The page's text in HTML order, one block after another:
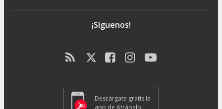
¡Síguenos!
Descárgate gratis la
app de Atrápalo